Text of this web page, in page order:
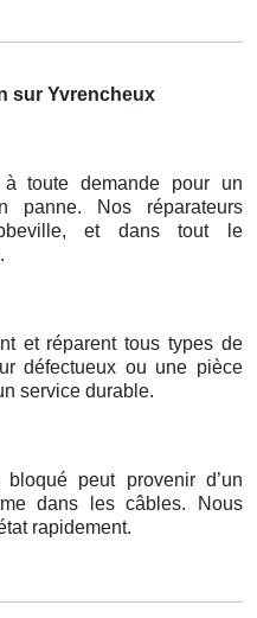
sur Yvrencheux
à toute demande pour un
panne. Nos réparateurs
et dans tout le
et réparent tous types de
défectueux ou une pièce
service durable.
peut provenir d’un
dans les câbles. Nous
rapidement.